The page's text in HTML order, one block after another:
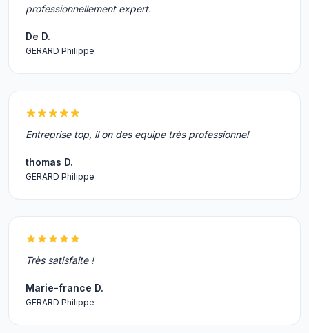
professionnellement expert.
De D.
GERARD Philippe
Entreprise top, il on des equipe très professionnel
thomas D.
GERARD Philippe
Très satisfaite !
Marie-france D.
GERARD Philippe